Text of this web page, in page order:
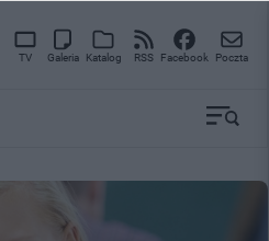
TV Galeria Katalog RSS Facebook Poczta